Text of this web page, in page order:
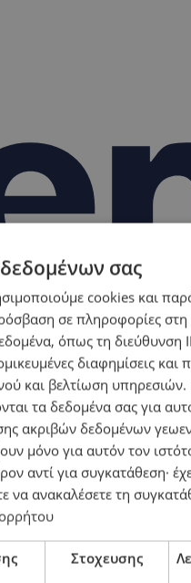
σας
cookies και
σε πληροφορίες
όπως τη διεύθυνση
διαφημίσεις
και βελτίωση υπηρεσιών.
τα δεδομένα σας για
ακριβών δεδομένων
μόνο για αυτόν τον
αντί για συγκατάθεση·
να ανακαλέσετε τη
Στοχευσης